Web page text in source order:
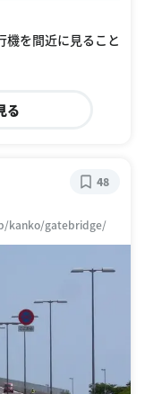
機を間近に見ること
る
kanko/gatebridge/
48